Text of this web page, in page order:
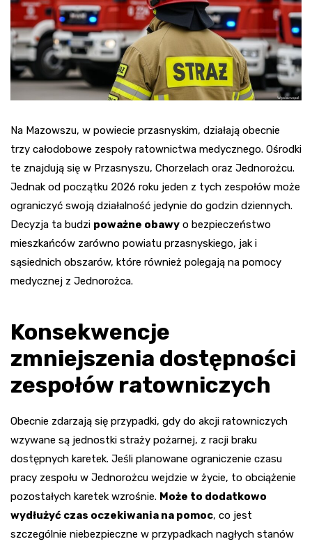
Na Mazowszu, w powiecie przasnyskim, działają obecnie
trzy całodobowe zespoły ratownictwa medycznego. Ośrodki
te znajdują się w Przasnyszu, Chorzelach oraz Jednorożcu.
Jednak od początku 2026 roku jeden z tych zespołów może
ograniczyć swoją działalność jedynie do godzin dziennych.
Decyzja ta budzi poważne obawy o bezpieczeństwo
mieszkańców zarówno powiatu przasnyskiego, jak i
sąsiednich obszarów, które również polegają na pomocy
medycznej z Jednorożca.
Konsekwencje
zmniejszenia dostępności
zespołów ratowniczych
Obecnie zdarzają się przypadki, gdy do akcji ratowniczych
wzywane są jednostki straży pożarnej, z racji braku
dostępnych karetek. Jeśli planowane ograniczenie czasu
pracy zespołu w Jednorożcu wejdzie w życie, to obciążenie
pozostałych karetek wzrośnie. Może to dodatkowo
wydłużyć czas oczekiwania na pomoc, co jest
szczególnie niebezpieczne w przypadkach nagłych stanów